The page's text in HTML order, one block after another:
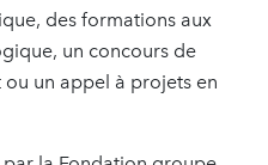
des formations aux
un concours de
un appel à projets en